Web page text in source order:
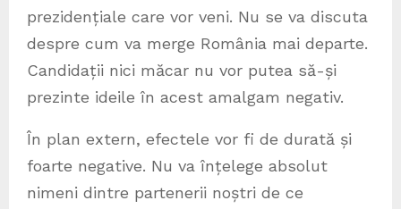
prezidențiale care vor veni. Nu se va discuta
despre cum va merge România mai departe.
Candidații nici măcar nu vor putea să-și
prezinte ideile în acest amalgam negativ.
În plan extern, efectele vor fi de durată și
foarte negative. Nu va înțelege absolut
nimeni dintre partenerii noștri de ce